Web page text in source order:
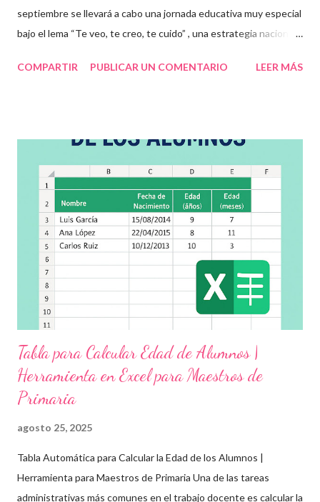
septiembre se llevará a cabo una jornada educativa muy especial
bajo el lema “Te veo, te creo, te cuido” , una estrategia nacional
infantil , y promover la convivencia escolar armónica . Desde el
actividades educativas que podrás aplicar fácilmente en tu
grupo, desde preescolar hasta sexto grado de primaria. 🧠
Objetivos clave de la jornada Promover entornos seguros y
afectivos dentro de la comunidad escolar Sensibilizar sobre el
maltrato, acoso escolar y abuso infantil Desarrollar habilidades
como la empatía, la comunicación y el autocuidado Aplicar ...
COMPARTIR PUBLICAR UN COMENTARIO LEER MÁS
Tabla para Calcular Edad de Alumnos |
Herramienta en Excel para Maestros de
Primaria
agosto 25, 2025
Tabla Automática para Calcular la Edad de los Alumnos |
Herramienta para Maestros de Primaria Una de las tareas
administrativas más comunes en el trabajo docente es calcular la